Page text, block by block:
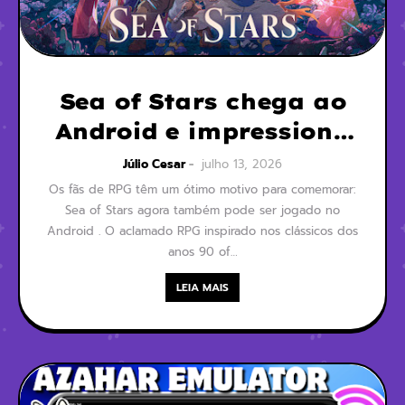
Sea of ​​Stars chega ao
Android e impressiona
com sua qualidade
Júlio Cesar
julho 13, 2026
Os fãs de RPG têm um ótimo motivo para comemorar:
Sea of Stars agora também pode ser jogado no
Android . O aclamado RPG inspirado nos clássicos dos
anos 90 of…
LEIA MAIS